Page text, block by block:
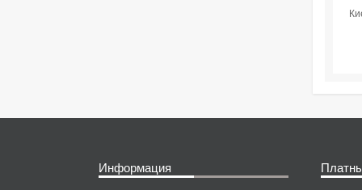
Информация